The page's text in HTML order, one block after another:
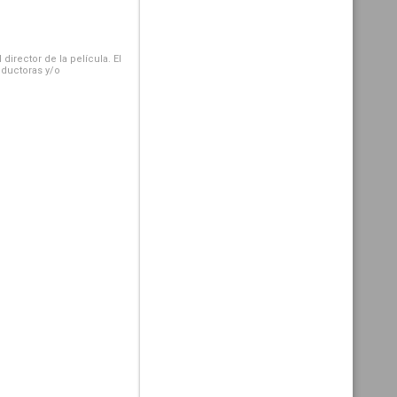
de la película. El
y/o